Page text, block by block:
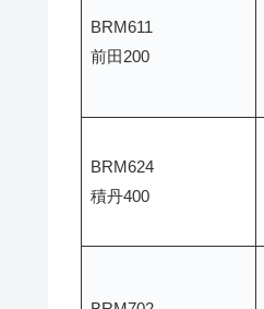
BRM611
前田200
BRM624
積丹400